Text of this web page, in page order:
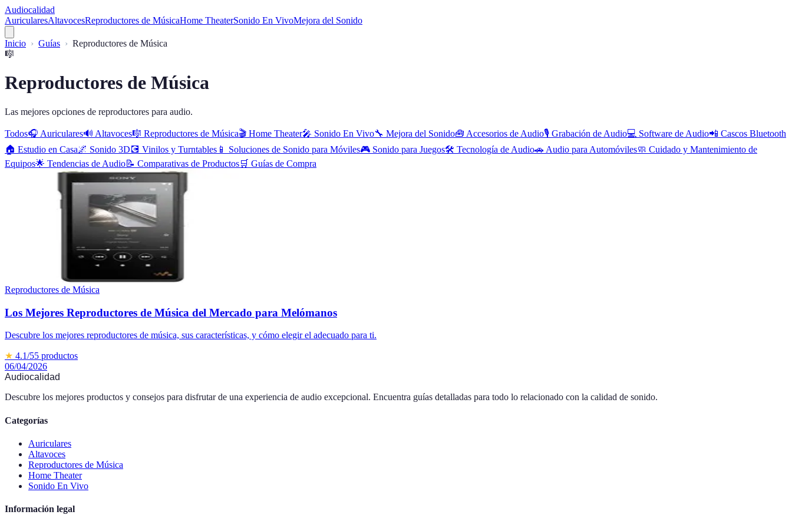
Audiocalidad
AuricularesAltavocesReproductores de MúsicaHome TheaterSonido En VivoMejora del Sonido
Inicio Guías
Reproductores de Música
🎼
Reproductores de Música
Las mejores opciones de reproductores para audio.
Todos🎧 Auriculares🔊 Altavoces🎼 Reproductores de Música🎬 Home Theater🎤 Sonido En Vivo🔧 Mejora del Sonido🧰 Accesorios de Audio🎙️ Grabación de Audio💻 Software de Audio📲 Cascos Bluetooth
🏠 Estudio en Casa🌌 Sonido 3D 💽 Vinilos y Turntables 📱 Soluciones de Sonido para Móviles🎮 Sonido para Juegos🛠️ Tecnología de Audio🚗 Audio para Automóviles🧼 Cuidado y Mantenimiento de
Equipos🌟 Tendencias de Audio📝 Comparativas de Productos🛒 Guías de Compra
Reproductores de Música
Los Mejores Reproductores de Música del Mercado para Melómanos
Descubre los mejores reproductores de música, sus características, y cómo elegir el adecuado para ti.
★ 4.1/55 productos
06/04/2026
Audiocalidad
Descubre los mejores productos y consejos para disfrutar de una experiencia de audio excepcional. Encuentra guías detalladas para todo lo relacionado con la calidad de sonido.
Categorías
Auriculares
Altavoces
Reproductores de Música
Home Theater
Sonido En Vivo
Información legal